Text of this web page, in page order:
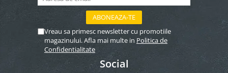
Vreau sa primesc newsletter cu promotiile
magazinului. Afla mai multe in Politica de
Confidentialitate
Social